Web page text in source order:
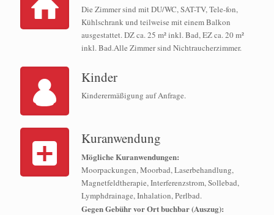
Die Zimmer sind mit DU/WC, SAT-TV, Tele-fon,
Kühlschrank und teilweise mit einem Balkon
ausgestattet. DZ ca. 25 m² inkl. Bad, EZ ca. 20 m²
inkl. Bad.Alle Zimmer sind Nichtraucherzimmer.
Kinder
Kinderermäßigung auf Anfrage.
Kuranwendung
Mögliche Kuranwendungen:
Moorpackungen, Moorbad, Laserbehandlung,
Magnetfeldtherapie, Interferenzstrom, Sollebad,
Lymphdrainage, Inhalation, Perlbad.
Gegen Gebühr vor Ort buchbar (Auszug):